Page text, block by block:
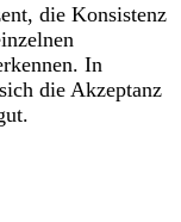
die Konsistenz
In
die Akzeptanz